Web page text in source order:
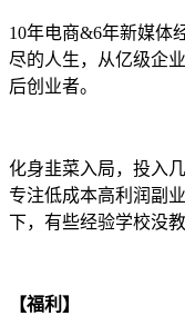
10年电商&6年新媒体
尽的人生，从亿级企
后创业者。
化身韭菜入局，投入
专注低成本高利润副
下，有些经验学校没
【福利】